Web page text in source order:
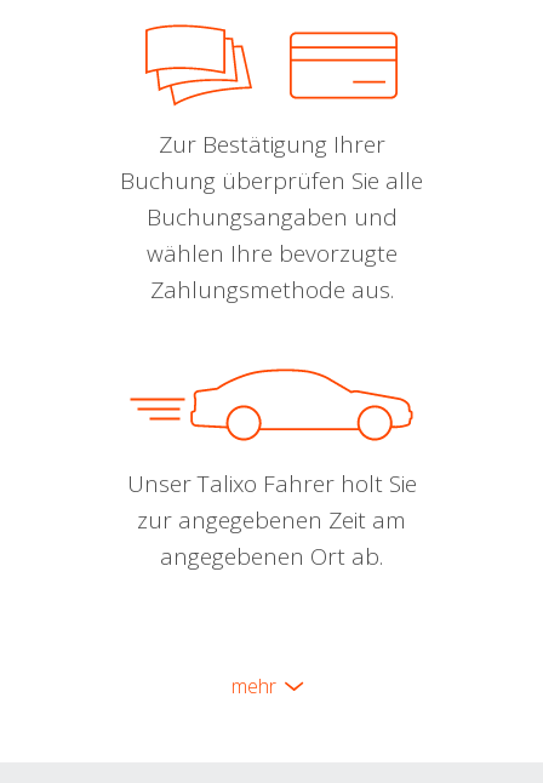
Zur Bestätigung Ihrer
Buchung überprüfen Sie alle
Buchungsangaben und
wählen Ihre bevorzugte
Zahlungsmethode aus.
Unser Talixo Fahrer holt Sie
zur angegebenen Zeit am
angegebenen Ort ab.
mehr